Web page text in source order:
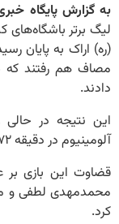
به گزارش پایگاه
لیگ برتر باشگاه‌های
(ره) اراک به پایان
مصاف هم رفتند که
دادند.
این نتیجه در
آلومینیوم در دقیقه ۷۲ با دریافت کارت زرد دوم، از زمین اخراج شد.
قضاوت این بازی بر
محمدمهدی لطفی و
کرد.